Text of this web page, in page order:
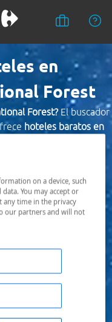
en
Forest
Forest?El buscador
hoteles baratos en
mejor precio.
on a device, such
You may accept or
any time in the privacy
our partners and will not